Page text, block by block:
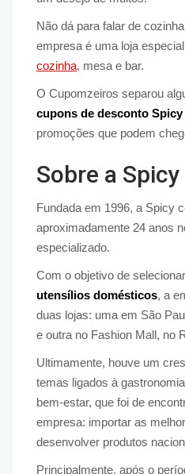
Não dá para falar de
empresa é uma loja
cozinha, mesa e bar.
O Cupomzeiros separou
cupons de desconto Spicy
promoções que podem
Sobre a Spicy
Fundada em 1996, a Spicy
aproximadamente 24 anos
especializado.
Com o objetivo de
utensílios domésticos, a
duas lojas: uma em São
e outra no Fashion Mall, no
Ultimamente, houve um
temas ligados à
bem-estar, que foi de
empresa: importar as
desenvolver produtos
Principalmente, após o